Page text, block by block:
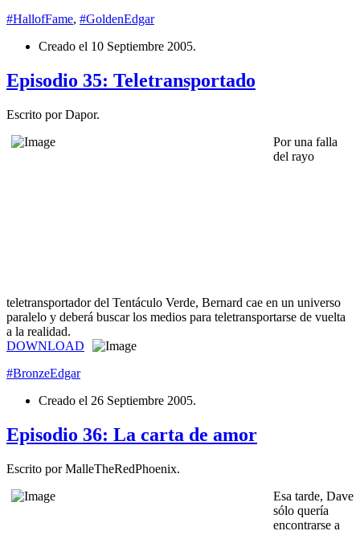
#HallofFame, #GoldenEdgar
Creado el 10 Septiembre 2005.
Episodio 35: Teletransportado
Escrito por Dapor.
Por una falla
del rayo
teletransportador del Tentáculo Verde, Bernard cae en un universo
paralelo y deberá buscar los medios para teletransportarse de vuelta
a la realidad.
DOWNLOAD
#BronzeEdgar
Creado el 26 Septiembre 2005.
Episodio 36: La carta de amor
Escrito por MalleTheRedPhoenix.
Esa tarde, Dave
sólo quería
encontrarse a